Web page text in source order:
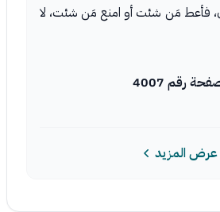
فأعط مَن شئت أو امنع مَن شئت، لا
رقم 4007
عرض المزيد